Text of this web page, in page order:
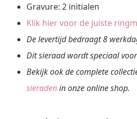
Gravure: 2 initialen
Klik hier voor de juiste
De levertijd bedraagt 8
Dit sieraad wordt speciaal
Bekijk ook de complete
sieradenin onze online shop.